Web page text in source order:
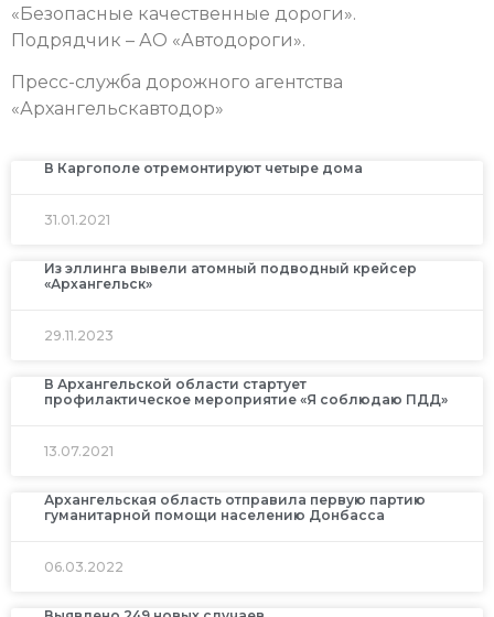
«Безопасные качественные дороги».
Подрядчик – АО «Автодороги».
Пресс-служба дорожного агентства
«Архангельскавтодор»
В Каргополе отремонтируют четыре дома
31.01.2021
Из эллинга вывели атомный подводный крейсер
«Архангельск»
29.11.2023
В Архангельской области стартует
профилактическое мероприятие «Я соблюдаю ПДД»
13.07.2021
Архангельская область отправила первую партию
гуманитарной помощи населению Донбасса
06.03.2022